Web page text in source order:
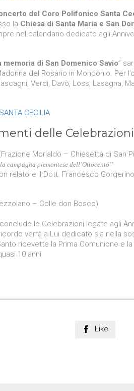
del Coro Polifonico Santa
la Chiesa di Santa Maria e San
nel calendario dedicato agli
memoria di San Domenico Savio”
del Rosario in Mondonio. Per
Verdi, Davò, Loss, Lasagna,
CECILIA
delle
Morialdo – Chiesetta di San
campagna piemontese dell’Ottocento”
relatore il Dott. Francesco
– Colle don Bosco)
conclude le Celebrazioni legate agli
verrà a Lui dedicato sia nella
ricevette la Prima Comunione e
10 anni
 Like